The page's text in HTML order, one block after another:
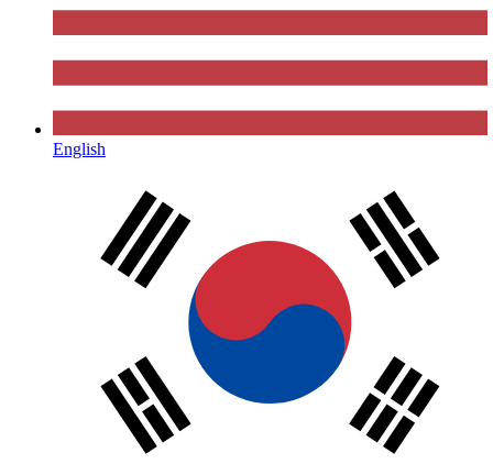
English